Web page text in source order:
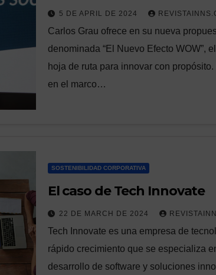
5 DE APRIL DE 2024
Carlos Grau ofrece en su nueva
denominada “El Nuevo Efecto WOW”,
hoja de ruta para innovar con
en el marco…
SOSTENIBILIDAD CORPORATIVA
El caso de Tech Innovate
22 DE MARCH DE 2024
Tech Innovate es una empresa de
rápido crecimiento que se especializa
desarrollo de software y soluciones